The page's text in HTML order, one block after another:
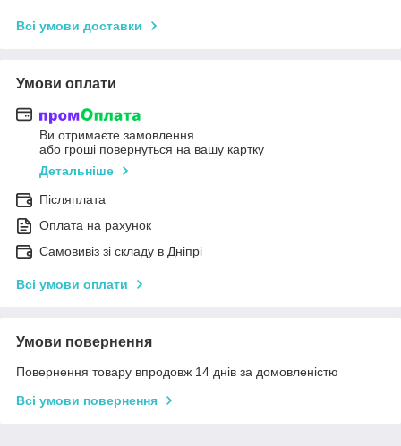
Всі умови доставки
Умови оплати
Ви отримаєте замовлення
або гроші повернуться на вашу картку
Детальніше
Післяплата
Оплата на рахунок
Самовивіз зі складу в Дніпрі
Всі умови оплати
Умови повернення
Повернення товару впродовж 14 днів за домовленістю
Всі умови повернення